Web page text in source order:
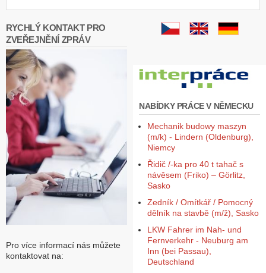
RYCHLÝ KONTAKT PRO
ZVEŘEJNĚNÍ ZPRÁV
Pro více informací nás můžete
kontaktovat na:
NABÍDKY PRÁCE V NĚMECKU
Mechanik budowy maszyn
(m/k) - Lindern (Oldenburg),
Niemcy
Řidič /-ka pro 40 t tahač s
návěsem (Friko) – Görlitz,
Sasko
Zedník / Omítkář / Pomocný
dělník na stavbě (m/ž), Sasko
LKW Fahrer im Nah- und
Fernverkehr - Neuburg am
Inn (bei Passau),
Deutschland